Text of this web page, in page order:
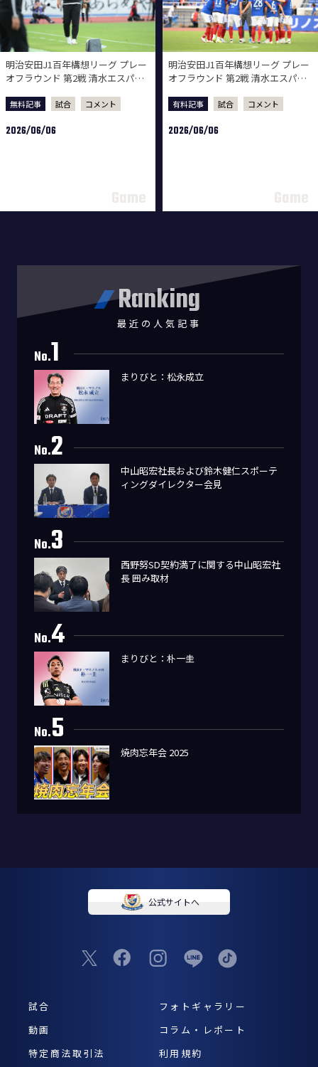
明治安田J1百年構想リーグ プレー
オフラウンド 第2戦 清水エスパル
無料記事 試合 コメント
2026/06/06
明治安田J1百年構想リーグ プレー
オフラウンド 第2戦 清水エスパル
有料記事 試合 コメント
2026/06/06
Ranking
最近の人気記事
No.1
まりびと：松永成立
No.2
中山昭宏社長および鈴木健仁スポーテ
ィングダイレクター会見
No.3
西野努SD契約満了に関する中山昭宏社
長 囲み取材
No.4
まりびと：朴一圭
No.5
焼肉忘年会 2025
公式サイトへ
試合
フォトギャラリー
動画
コラム・レポート
特定商法取引法
利用規約